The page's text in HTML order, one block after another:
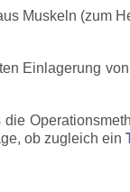
Muskeln (zum
Einlagerung
ob zugleich ein